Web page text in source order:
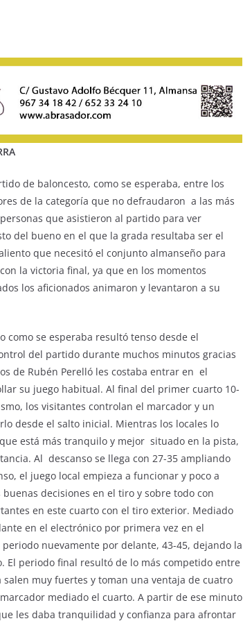
de baloncesto, como se esperaba, entre los
de la categoría que no defraudaron a las más
que asistieron al partido para ver
del bueno en el que la grada resultaba ser el
que necesitó el conjunto almanseño para
la victoria final, ya que en los momentos
los aficionados animaron y levantaron a su
como se esperaba resultó tenso desde el
del partido durante muchos minutos gracias
de Rubén Perelló les costaba entrar en el
su juego habitual. Al final del primer cuarto 10-
los visitantes controlan el marcador y un
desde el salto inicial. Mientras los locales lo
está más tranquilo y mejor situado en la pista,
Al descanso se llega con 27-35 ampliando
el juego local empieza a funcionar y poco a
decisiones en el tiro y sobre todo con
en este cuarto con el tiro exterior. Mediado
en el electrónico por primera vez en el
nuevamente por delante, 43-45, dejando la
periodo final resultó de lo más competido entre
muy fuertes y toman una ventaja de cuatro
mediado el cuarto. A partir de ese minuto
les daba tranquilidad y confianza para afrontar